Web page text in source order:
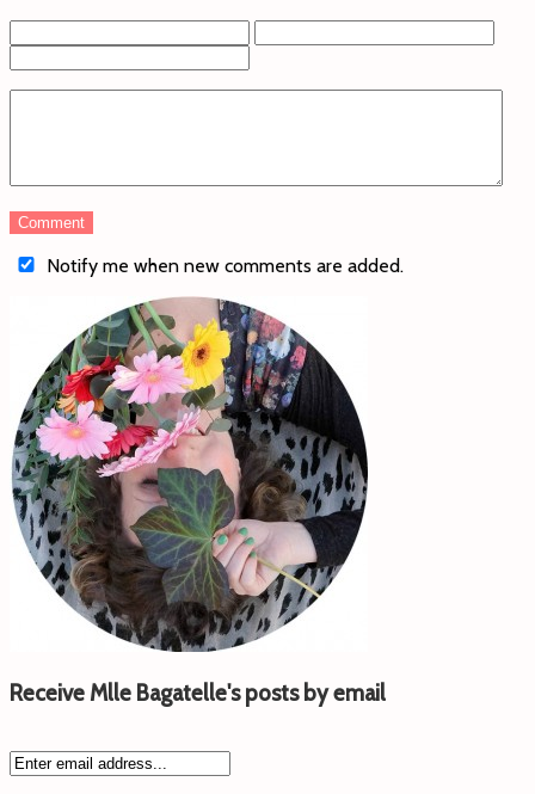
Notify me when new comments are added.
Receive Mlle Bagatelle's posts by email